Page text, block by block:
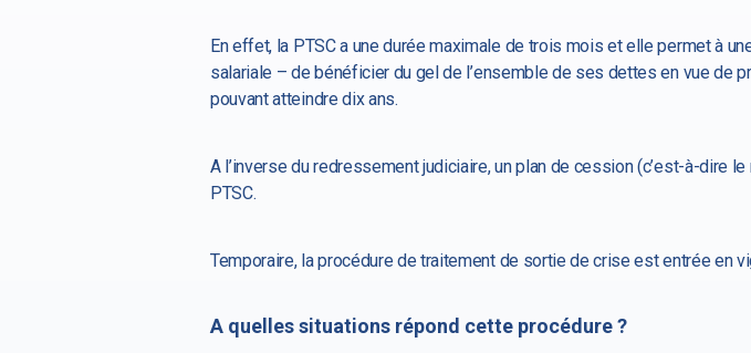
En effet, la PTSC a une durée maximale de trois mois et elle permet à
salariale – de bénéficier du gel de l’ensemble de ses dettes en vue de
pouvant atteindre dix ans.
A l’inverse du redressement judiciaire, un plan de cession (c’est-à-dire
PTSC.
Temporaire, la procédure de traitement de sortie de crise est entrée en
A quelles situations répond cette procédure ?